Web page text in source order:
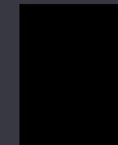
Послуги